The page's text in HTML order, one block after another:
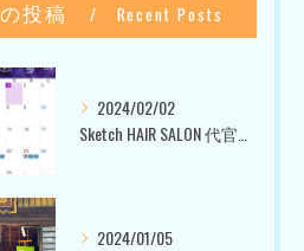
投稿 Recent Posts
2024/02/02
2024/01/05